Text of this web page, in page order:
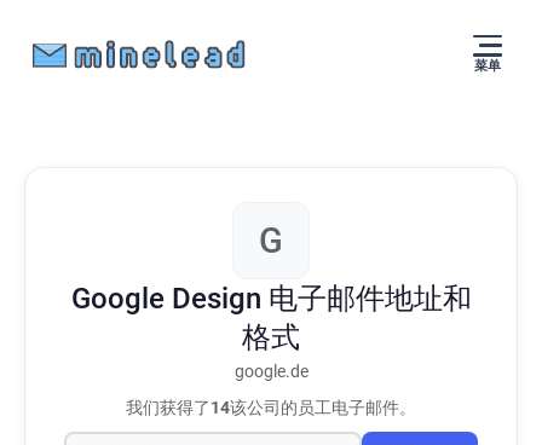
菜单
G
Google Design 电子邮件地址和
格式
google.de
我们获得了14该公司的员工电子邮件。